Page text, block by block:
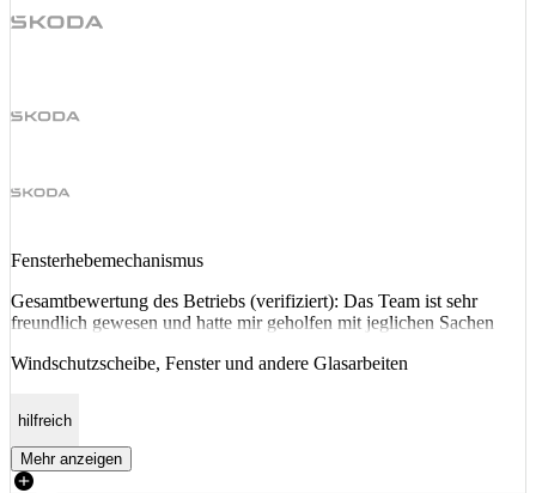
Fensterhebemechanismus
Gesamtbewertung des Betriebs (verifiziert): Das Team ist sehr
freundlich gewesen und hatte mir geholfen mit jeglichen Sachen
Windschutzscheibe, Fenster und andere Glasarbeiten
hilfreich
Mehr anzeigen